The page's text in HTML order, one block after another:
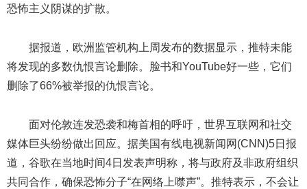
恐怖主义阴谋的扩散。
据报道，欧洲监管机构上周发布的数据显示，推特未能
将发现的多数仇恨言论删除。脸书和YouTube好一些，它们
删除了66%被举报的仇恨言论。
面对伦敦连发恐袭和梅首相的呼吁，世界互联网和社交
媒体巨头纷纷做出回应。据美国有线电视新闻网(CNN)5日报
道，谷歌在当地时间4日发表声明称，将与政府及非政府组织
共同合作，确保恐怖分子“在网络上噤声”。推特表示，不会让